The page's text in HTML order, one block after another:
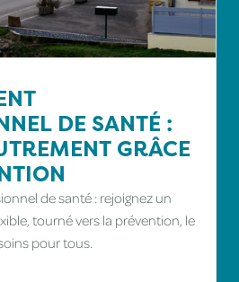
DE SANTÉ :
GRÂCE
de santé : rejoignez un
tourné vers la prévention, le
pour tous.